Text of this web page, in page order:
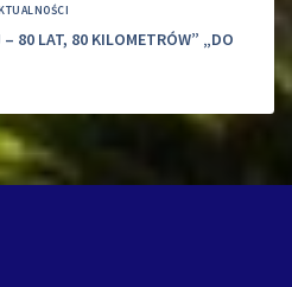
80 LAT, 80 KILOMETRÓW” „DO